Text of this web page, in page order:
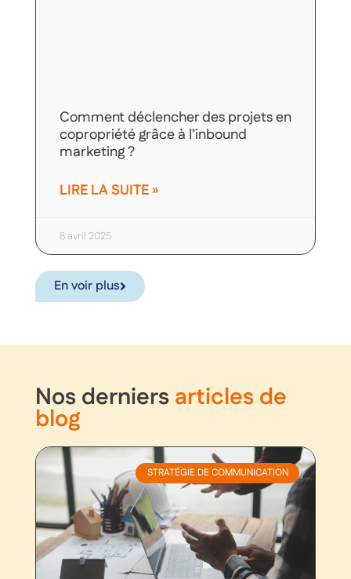
Comment déclencher des projets en
copropriété grâce à l’inbound
marketing ?
LIRE LA SUITE »
8 avril 2025
En voir plus
Nos derniersarticles de
blog
STRATÉGIE DE COMMUNICATION